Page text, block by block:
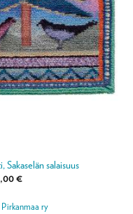
Sakaselän salaisuus
€Hintaluokka:
3
ry